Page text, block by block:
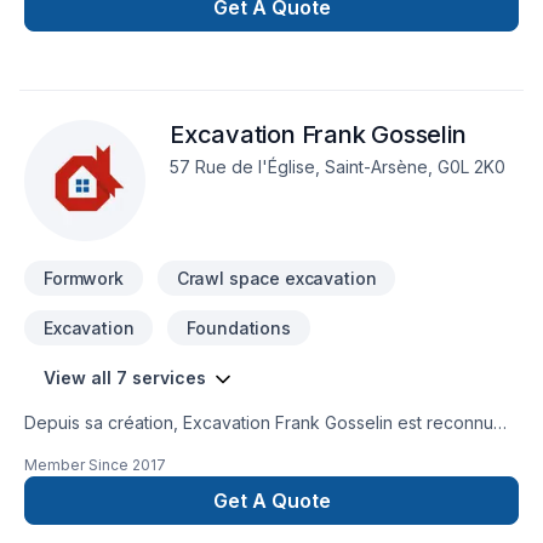
Possibilité de notes de calculs et de plans signés par un
ingénieur.
Get A Quote
Excavation Frank Gosselin
57 Rue de l'Église, Saint-Arsène, G0L 2K0
Formwork Crawl space excavation
Excavation Foundations
View all 7 services
Depuis sa création, Excavation Frank Gosselin est reconnu
intérieur, Fondation, Levage de maison, Transport. Nous
desservons Bas St-Laurent,Gaspésie–Îles-de-la-Madeleine
avec passion et professionnalisme. Nous privilégions la
Member Since 2017
Get A Quote